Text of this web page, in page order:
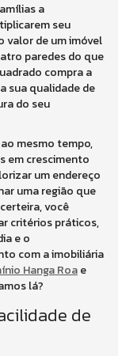
a
seu
valor de um imóvel
paredes do que
compra a
sua qualidade de
do seu
mesmo tempo,
em crescimento
um endereço
uma região que
você
critérios práticos,
e o
com a imobiliária
Hanga Roae
lá?
de